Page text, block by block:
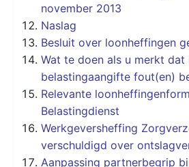
november 2013
Naslag
Besluit over loonheffingen
Wat te doen als u merkt dat
belastingaangifte fout(en)
Relevante
Belastingdienst
Werkgeversheffing
verschuldigd over
Aanpassing partnerbegrip